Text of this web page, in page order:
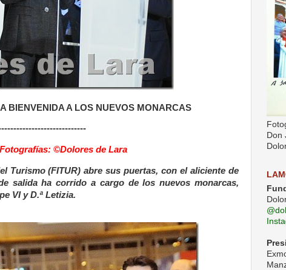
BIENVENIDA A LOS NUEVOS MONARCAS
Fotografías: ©Dolores de Lara
Turismo (FITUR) abre sus puertas, con el aliciente de
salida ha corrido a cargo de los nuevos monarcas,
VI y D.ª Letizia.
Don